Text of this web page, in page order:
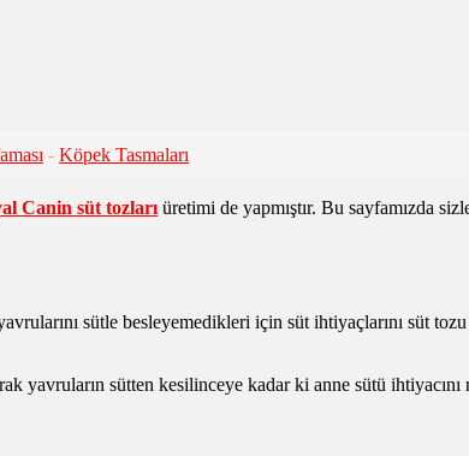
- Köpek Tasmaları
Canin süt tozları üretimi de yapmıştır. Bu sayfamızda
sütle besleyemedikleri için süt ihtiyaçlarını süt tozu
yavruların sütten kesilinceye kadar ki anne sütü